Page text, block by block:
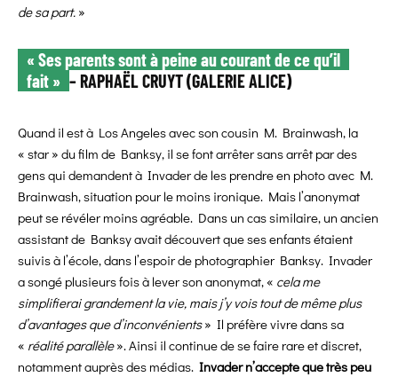
de sa part. »
« Ses parents sont à peine au courant de ce qu’il
fait » – RAPHAËL CRUYT (GALERIE ALICE)
Quand il est à Los Angeles avec son cousin M. Brainwash, la
« star » du film de Banksy, il se font arrêter sans arrêt par des
gens qui demandent à Invader de les prendre en photo avec M.
Brainwash, situation pour le moins ironique. Mais l’anonymat
peut se révéler moins agréable. Dans un cas similaire, un ancien
assistant de Banksy avait découvert que ses enfants étaient
suivis à l’école, dans l’espoir de photographier Banksy. Invader
a songé plusieurs fois à lever son anonymat, « cela me
simplifierai grandement la vie, mais j’y vois tout de même plus
d’avantages que d’inconvénients» Il préfère vivre dans sa
« réalité parallèle». Ainsi il continue de se faire rare et discret,
notamment auprès des médias. Invader n’accepte que très peu